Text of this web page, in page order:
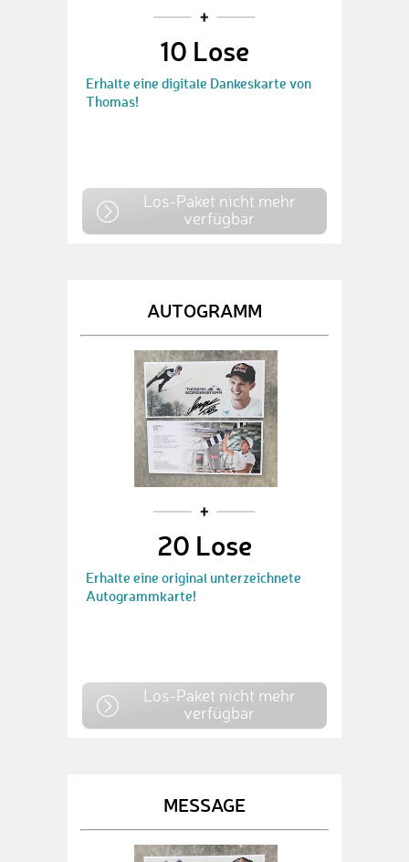
10 Lose
Erhalte eine digitale Dankeskarte von
Thomas!
Los-Paket nicht mehr
verfügbar
AUTOGRAMM
20 Lose
Erhalte eine original unterzeichnete
Autogrammkarte!
Los-Paket nicht mehr
verfügbar
MESSAGE